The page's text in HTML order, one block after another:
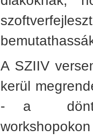
A SZIIV
kerül
- a döntős